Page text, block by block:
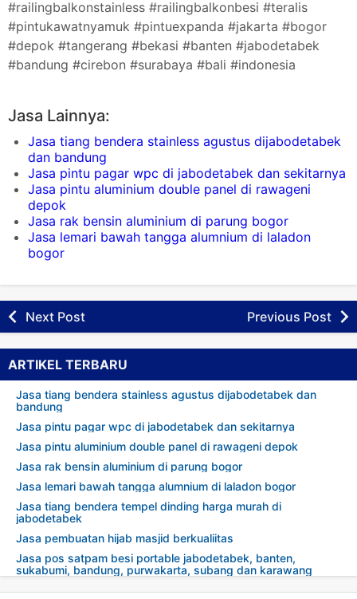
#railingbalkonstainless #railingbalkonbesi #teralis
#pintukawatnyamuk #pintuexpanda #jakarta #bogor
#depok #tangerang #bekasi #banten #jabodetabek
#bandung #cirebon #surabaya #bali #indonesia
Jasa Lainnya:
Jasa tiang bendera stainless agustus dijabodetabek
dan bandung
Jasa pintu pagar wpc di jabodetabek dan sekitarnya
Jasa pintu aluminium double panel di rawageni
depok
Jasa rak bensin aluminium di parung bogor
Jasa lemari bawah tangga alumnium di laladon
bogor
Next Post Previous Post
ARTIKEL TERBARU
Jasa tiang bendera stainless agustus dijabodetabek dan
bandung
Jasa pintu pagar wpc di jabodetabek dan sekitarnya
Jasa pintu aluminium double panel di rawageni depok
Jasa rak bensin aluminium di parung bogor
Jasa lemari bawah tangga alumnium di laladon bogor
Jasa tiang bendera tempel dinding harga murah di
jabodetabek
Jasa pembuatan hijab masjid berkualiitas
Jasa pos satpam besi portable jabodetabek, banten,
sukabumi, bandung, purwakarta, subang dan karawang